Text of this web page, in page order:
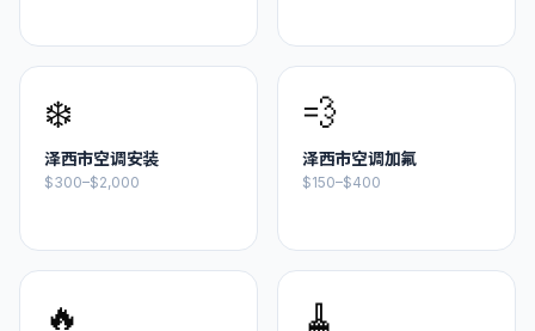
❄️
泽西市空调安装
$300–$2,000
💨
泽西市空调加氟
$150–$400
🔥 🧹